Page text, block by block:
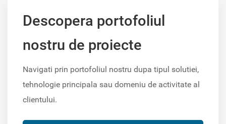
Descopera portofoliul
nostru de proiecte
Navigati prin portofoliul nostru dupa tipul solutiei,
tehnologie principala sau domeniu de activitate al
clientului.